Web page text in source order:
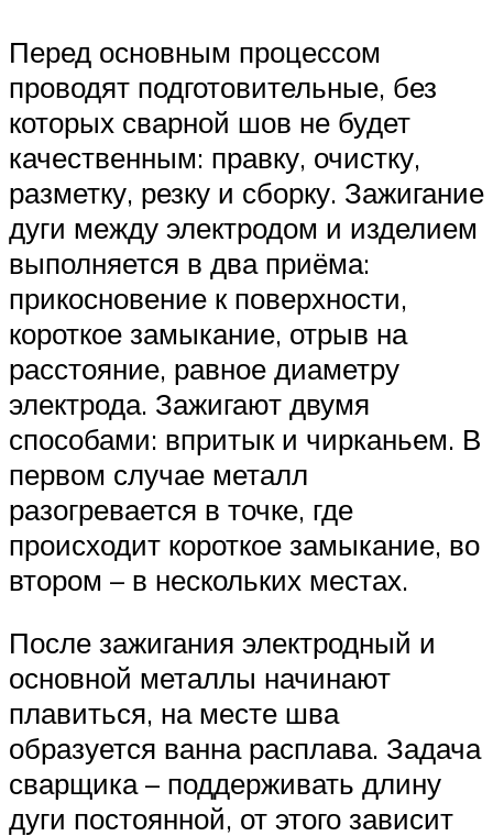
Перед основным процессом
проводят подготовительные, без
которых сварной шов не будет
качественным: правку, очистку,
разметку, резку и сборку. Зажигание
дуги между электродом и изделием
выполняется в два приёма:
прикосновение к поверхности,
короткое замыкание, отрыв на
расстояние, равное диаметру
электрода. Зажигают двумя
способами: впритык и чирканьем. В
первом случае металл
разогревается в точке, где
происходит короткое замыкание, во
втором – в нескольких местах.
После зажигания электродный и
основной металлы начинают
плавиться, на месте шва
образуется ванна расплава. Задача
сварщика – поддерживать длину
дуги постоянной, от этого зависит